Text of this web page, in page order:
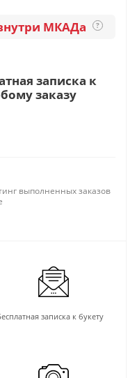
МКАДа ?
записка к
заказу
выполненных заказов
записка к букету